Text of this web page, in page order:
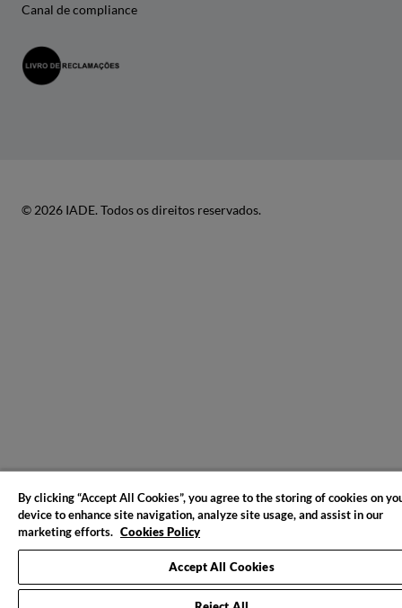
Canal de compliance
© 2026 IADE. Todos os direitos reservados.
By clicking “Accept All Cookies”, you agree to the storing of cookies on
device to enhance site navigation, analyze site usage, and assist in our
marketing efforts. Cookies Policy
Accept All Cookies